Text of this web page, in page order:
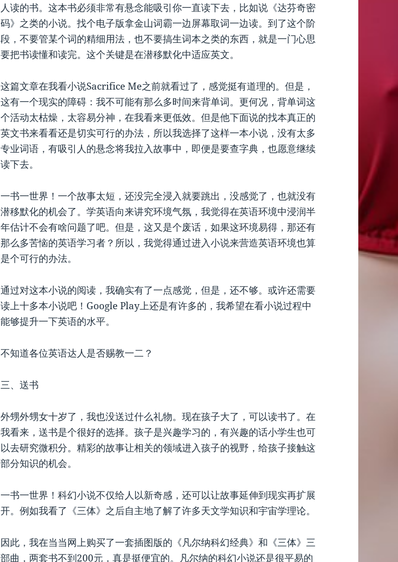
人读的书。这本书必须非常有悬念能吸引你一直读下去，比如说《达芬奇密
码》之类的小说。找个电子版拿金山词霸一边屏幕取词一边读。到了这个阶
段，不要管某个词的精细用法，也不要搞生词本之类的东西，就是一门心思
要把书读懂和读完。这个关键是在潜移默化中适应英文。
这篇文章在我看小说Sacrifice Me之前就看过了，感觉挺有道理的。但是，
这有一个现实的障碍：我不可能有那么多时间来背单词。更何况，背单词这
个活动太枯燥，太容易分神，在我看来更低效。但是他下面说的找本真正的
英文书来看看还是切实可行的办法，所以我选择了这样一本小说，没有太多
专业词语，有吸引人的悬念将我拉入故事中，即便是要查字典，也愿意继续
读下去。
一书一世界！一个故事太短，还没完全浸入就要跳出，没感觉了，也就没有
潜移默化的机会了。学英语向来讲究环境气氛，我觉得在英语环境中浸润半
年估计不会有啥问题了吧。但是，这又是个废话，如果这环境易得，那还有
那么多苦恼的英语学习者？所以，我觉得通过进入小说来营造英语环境也算
是个可行的办法。
通过对这本小说的阅读，我确实有了一点感觉，但是，还不够。或许还需要
读上十多本小说吧！Google Play上还是有许多的，我希望在看小说过程中
能够提升一下英语的水平。
不知道各位英语达人是否赐教一二？
三、送书
外甥外甥女十岁了，我也没送过什么礼物。现在孩子大了，可以读书了。在
我看来，送书是个很好的选择。孩子是兴趣学习的，有兴趣的话小学生也可
以去研究微积分。精彩的故事让相关的领域进入孩子的视野，给孩子接触这
部分知识的机会。
一书一世界！科幻小说不仅给人以新奇感，还可以让故事延伸到现实再扩展
开。例如我看了《三体》之后自主地了解了许多天文学知识和宇宙学理论。
因此，我在当当网上购买了一套插图版的《凡尔纳科幻经典》和《三体》三
部曲，两套书不到200元，真是挺便宜的。凡尔纳的科幻小说还是很平易的